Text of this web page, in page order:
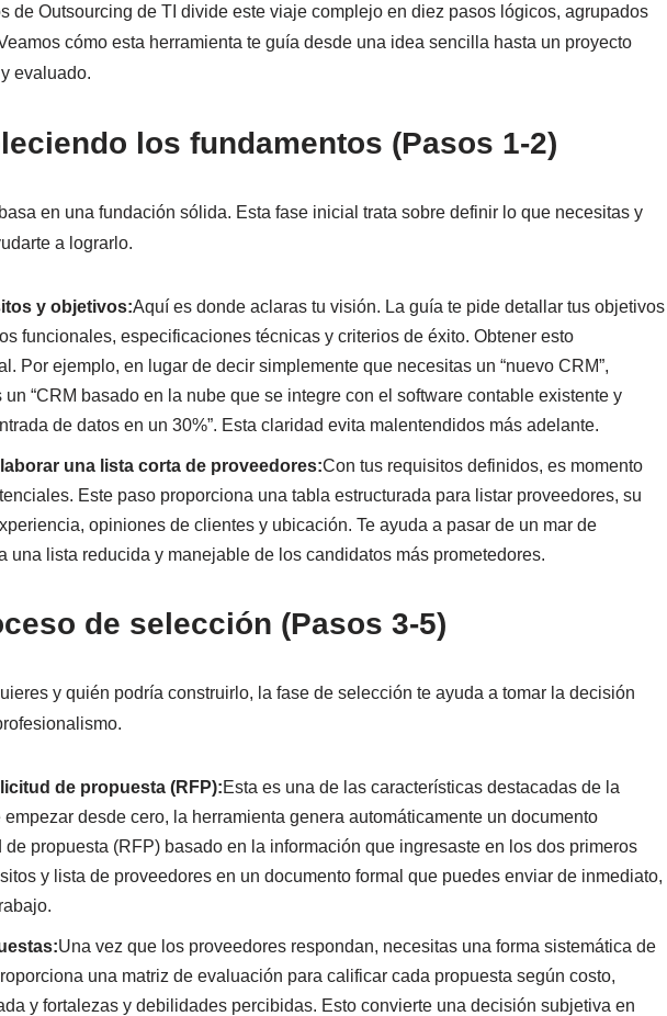
de Outsourcing de TI divide este viaje complejo en diez pasos lógicos, agrupados
cómo esta herramienta te guía desde una idea sencilla hasta un proyecto
evaluado.
los fundamentos (Pasos 1-2)
en una fundación sólida. Esta fase inicial trata sobre definir lo que necesitas y
a lograrlo.
y objetivos:Aquí es donde aclaras tu visión. La guía te pide detallar tus objetivos
funcionales, especificaciones técnicas y criterios de éxito. Obtener esto
Por ejemplo, en lugar de decir simplemente que necesitas un “nuevo CRM”,
“CRM basado en la nube que se integre con el software contable existente y
de datos en un 30%”. Esta claridad evita malentendidos más adelante.
una lista corta de proveedores:Con tus requisitos definidos, es momento
Este paso proporciona una tabla estructurada para listar proveedores, su
opiniones de clientes y ubicación. Te ayuda a pasar de un mar de
una lista reducida y manejable de los candidatos más prometedores.
de selección (Pasos 3-5)
y quién podría construirlo, la fase de selección te ayuda a tomar la decisión
de propuesta (RFP):Esta es una de las características destacadas de la
desde cero, la herramienta genera automáticamente un documento
propuesta (RFP) basado en la información que ingresaste en los dos primeros
y lista de proveedores en un documento formal que puedes enviar de inmediato,
Una vez que los proveedores respondan, necesitas una forma sistemática de
una matriz de evaluación para calificar cada propuesta según costo,
y fortalezas y debilidades percibidas. Esto convierte una decisión subjetiva en